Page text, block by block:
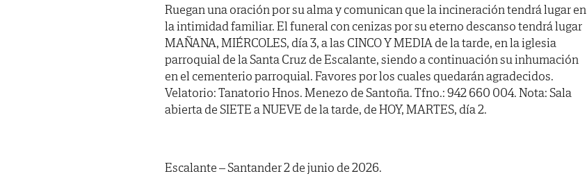
Ruegan una oración por su alma y comunican que la incineración tendrá lugar en
la intimidad familiar. El funeral con cenizas por su eterno descanso tendrá lugar
MAÑANA, MIÉRCOLES, día 3, a las CINCO Y MEDIA de la tarde, en la iglesia
parroquial de la Santa Cruz de Escalante, siendo a continuación su inhumación
en el cementerio parroquial. Favores por los cuales quedarán agradecidos.
Velatorio: Tanatorio Hnos. Menezo de Santoña. Tfno.: 942 660 004. Nota: Sala
abierta de SIETE a NUEVE de la tarde, de HOY, MARTES, día 2.
Escalante – Santander 2 de junio de 2026.